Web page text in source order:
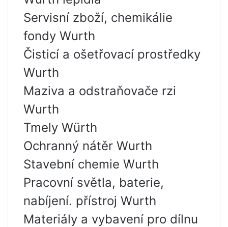
Servisní zboží, chemikálie
fondy Wurth
Čisticí a ošetřovací prostředky
Wurth
Maziva a odstraňovače rzi
Wurth
Tmely Würth
Ochranný nátěr Wurth
Stavební chemie Wurth
Pracovní světla, baterie,
nabíjení. přístroj Wurth
Materiály a vybavení pro dílnu